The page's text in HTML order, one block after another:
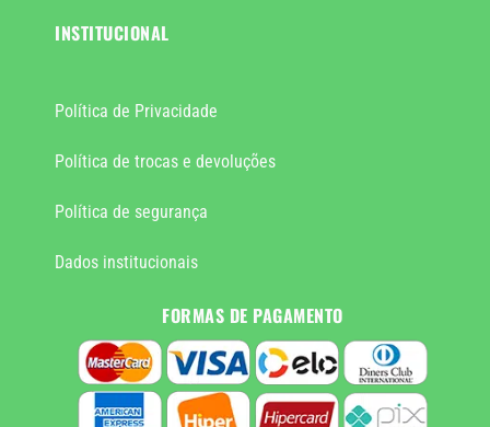
INSTITUCIONAL
Política de Privacidade
Política de trocas e devoluções
Política de segurança
Dados institucionais
FORMAS DE PAGAMENTO